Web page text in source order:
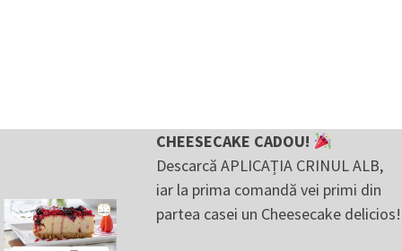
CHEESECAKE CADOU!
Descarcă APLICAȚIA CRINUL ALB,
iar la prima comandă vei primi din
partea casei un Cheesecake delicios!